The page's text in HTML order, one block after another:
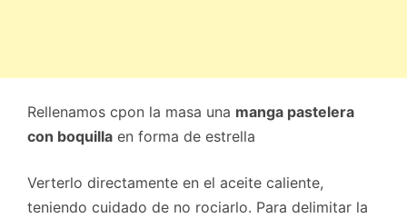
Rellenamos cpon la masa una manga pastelera
con boquilla en forma de estrella
Verterlo directamente en el aceite caliente,
teniendo cuidado de no rociarlo. Para delimitar la